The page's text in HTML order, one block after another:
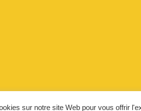
sur notre site Web pour vous offrir